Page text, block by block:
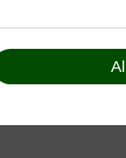
können
Liefern
für einen